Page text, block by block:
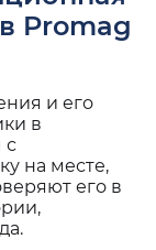
Promag
и его
в
с
на месте,
его в